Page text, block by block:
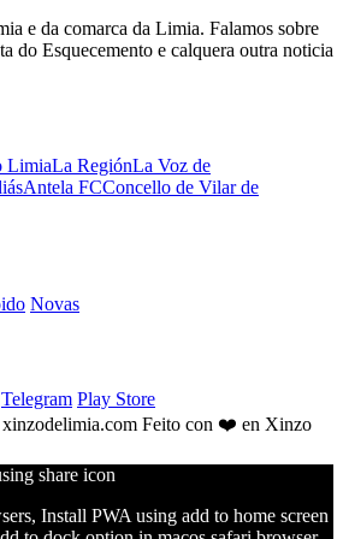
e da comarca da Limia. Falamos sobre
do Esquecemento e calquera outra noticia
LimiaLa RegiónLa Voz de
Antela FCConcello de Vilar de
Novas
Telegram Play Store
Feito con ❤️ en Xinzo
Install PWA using add to home screen